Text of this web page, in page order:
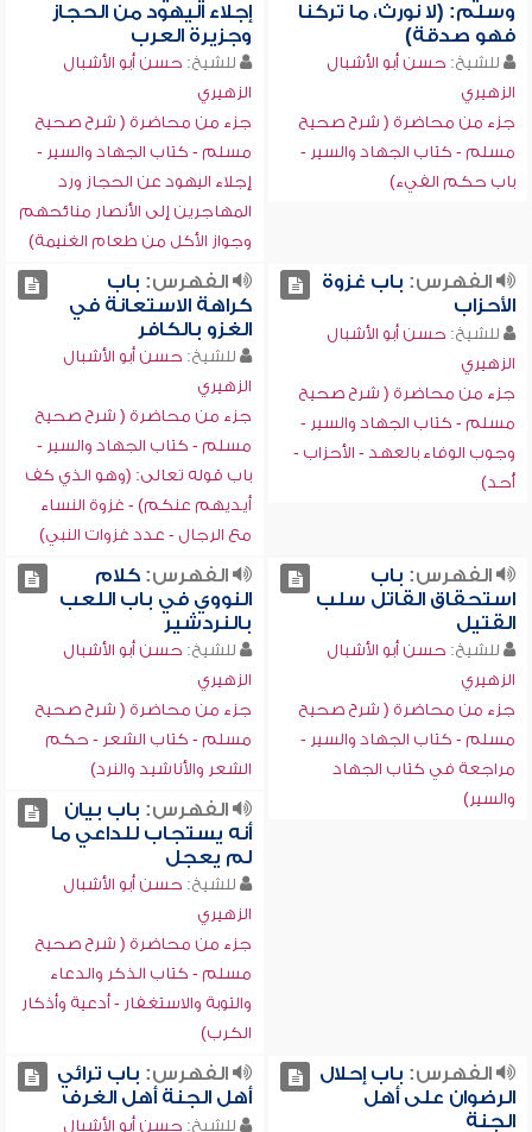
وسلم: (لا نورث، ما تركنا
فهو صدقة)
للشيخ: حسن أبو الأشبال
الزهيري
جزء من محاضرة ( شرح صحيح
مسلم - كتاب الجهاد والسير -
باب حكم الفيء)
إجلاء اليهود من الحجاز
وجزيرة العرب
للشيخ: حسن أبو الأشبال
الزهيري
جزء من محاضرة ( شرح صحيح
مسلم - كتاب الجهاد والسير -
إجلاء اليهود عن الحجاز ورد
المهاجرين إلى الأنصار منائحهم
وجواز الأكل من طعام الغنيمة)
الفهرس: باب غزوة
الأحزاب
للشيخ: حسن أبو الأشبال
الزهيري
جزء من محاضرة ( شرح صحيح
مسلم - كتاب الجهاد والسير -
وجوب الوفاء بالعهد - الأحزاب -
أُحد)
الفهرس: باب
كراهة الاستعانة في
الغزو بالكافر
للشيخ: حسن أبو الأشبال
الزهيري
جزء من محاضرة ( شرح صحيح
مسلم - كتاب الجهاد والسير -
باب قوله تعالى: (وهو الذي كف
أيديهم عنكم) - غزوة النساء
مع الرجال - عدد غزوات النبي)
الفهرس: باب
استحقاق القاتل سلب
القتيل
للشيخ: حسن أبو الأشبال
الزهيري
جزء من محاضرة ( شرح صحيح
مسلم - كتاب الجهاد والسير -
مراجعة في كتاب الجهاد
والسير)
الفهرس:كلام
النووي في باب اللعب
بالنردشير
للشيخ: حسن أبو الأشبال
الزهيري
جزء من محاضرة ( شرح صحيح
مسلم - كتاب الشعر - حكم
الشعر والأناشيد والنرد)
الفهرس: باب بيان
أنه يستجاب للداعي ما
لم يعجل
للشيخ: حسن أبو الأشبال
الزهيري
جزء من محاضرة ( شرح صحيح
مسلم - كتاب الذكر والدعاء
والتوبة والاستغفار - أدعية وأذكار
الكرب)
الفهرس: باب إحلال
الرضوان على أهل
الجنة
الفهرس: باب ترائي
أهل الجنة أهل الغرف
للشيخ: حسن أبو الأشبال